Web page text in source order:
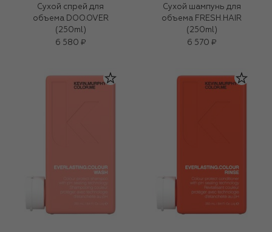
Сухой спрей для
объема DOO.OVER
(250ml)
6 580 ₽
Сухой шампунь для
объема FRESH.HAIR
(250ml)
6 570 ₽